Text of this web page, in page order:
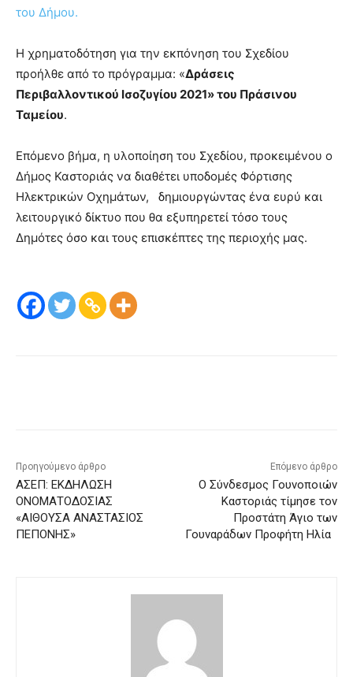
του Δήμου.
Η χρηματοδότηση για την εκπόνηση του Σχεδίου
προήλθε από το πρόγραμμα: «Δράσεις
Περιβαλλοντικού Ισοζυγίου 2021» του Πράσινου
Ταμείου.
Επόμενο βήμα, η υλοποίηση του Σχεδίου, προκειμένου ο
Δήμος Καστοριάς να διαθέτει υποδομές Φόρτισης
Ηλεκτρικών Οχημάτων, δημιουργώντας ένα ευρύ και
λειτουργικό δίκτυο που θα εξυπηρετεί τόσο τους
Δημότες όσο και τους επισκέπτες της περιοχής μας.
Προηγούμενο άρθρο
ΑΣΕΠ: ΕΚΔΗΛΩΣΗ
ΟΝΟΜΑΤΟΔΟΣΙΑΣ
«ΑΙΘΟΥΣΑ ΑΝΑΣΤΑΣΙΟΣ
ΠΕΠΟΝΗΣ»
Επόμενο άρθρο
O Σύνδεσμος Γουνοποιών
Καστοριάς τίμησε τον
Προστάτη Άγιο των
Γουναράδων Προφήτη Ηλία